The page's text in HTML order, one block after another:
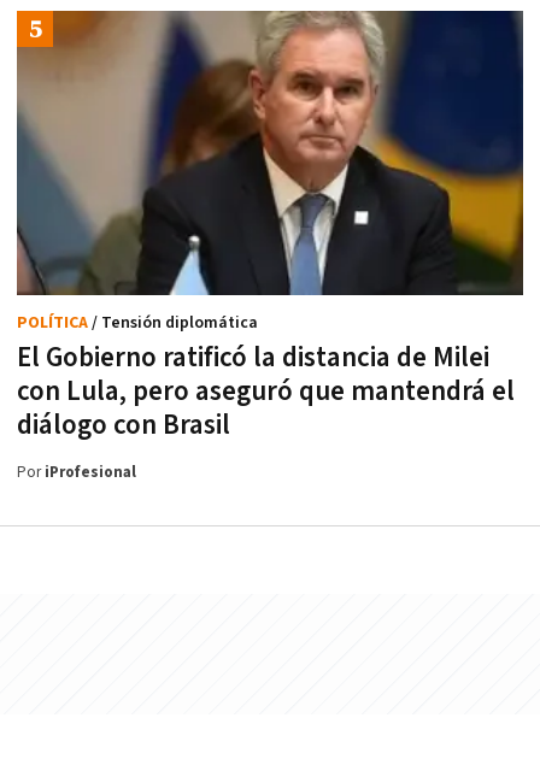
El Gobierno ratificó la distancia de Milei
con Lula, pero aseguró que mantendrá el
diálogo con Brasil
POLÍTICA/ Tensión diplomática
PoriProfesional